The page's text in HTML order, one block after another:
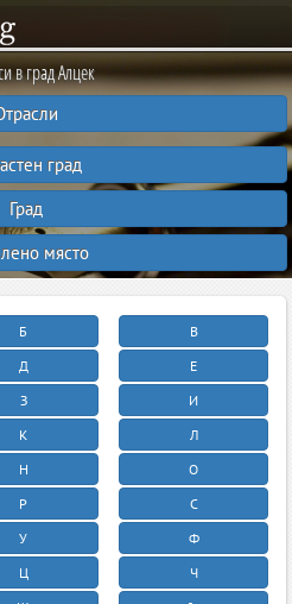
в град Алцек
град
Град
място
Б
В
Д
Е
З
И
К
Л
Н
О
Р
С
У
Ф
Ц
Ч